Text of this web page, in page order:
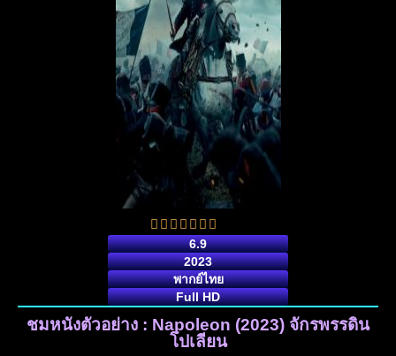
6.9
2023
พากย์ไทย
Full HD
ชมหนังตัวอย่าง : Napoleon (2023) จักรพรรดิน
โปเลียน